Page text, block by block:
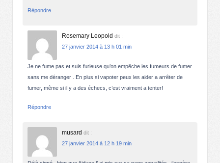
Répondre
Rosemary Leopold dit :
27 janvier 2014 à 13 h 01 min
Je ne fume pas et suis furieuse qu’on empêche les fumeurs de fumer
sans me déranger . En plus si vapoter peux les aider a arrêter de
fumer, même si il y a des échecs, c’est vraiment a tenter!
Répondre
musard dit :
27 janvier 2014 à 12 h 19 min